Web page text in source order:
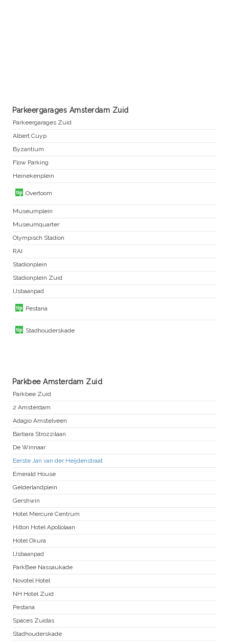
Parkeergarages Amsterdam Zuid
Parkeergarages Zuid
Albert Cuyp
Byzantium
Flow Parking
Heinekenplein
Overtoom
Museumplein
Museumquarter
Olympisch Stadion
RAI
Stadionplein
Stadionplein Zuid
IJsbaanpad
Pestana
Stadhouderskade
Parkbee Amsterdam Zuid
Parkbee Zuid
2 Amsterdam
Adagio Amstelveen
Barbara Strozzilaan
De Winnaar
Eerste Jan van der Heijdenstraat
Emerald House
Gelderlandplein
Gershwin
Hotel Mercure Centrum
Hilton Hotel Apollolaan
Hotel Okura
IJsbaanpad
ParkBee Nassaukade
Novotel Hotel
NH Hotel Zuid
Pestana
Spaces Zuidas
Stadhouderskade